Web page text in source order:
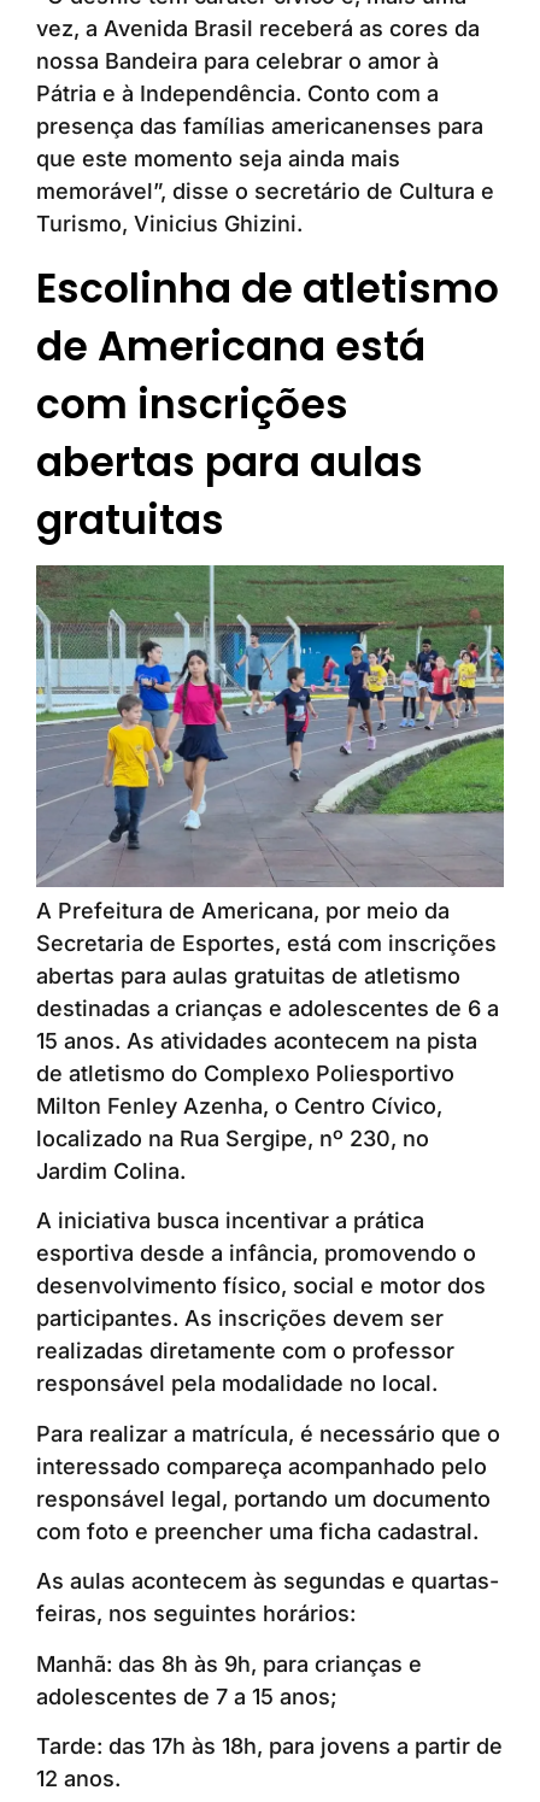
vez, a Avenida Brasil receberá as cores da
nossa Bandeira para celebrar o amor à
Pátria e à Independência. Conto com a
presença das famílias americanenses para
que este momento seja ainda mais
memorável”, disse o secretário de Cultura e
Turismo, Vinicius Ghizini.
Escolinha de atletismo
de Americana está
com inscrições
abertas para aulas
gratuitas
A Prefeitura de Americana, por meio da
Secretaria de Esportes, está com inscrições
abertas para aulas gratuitas de atletismo
destinadas a crianças e adolescentes de 6 a
15 anos. As atividades acontecem na pista
de atletismo do Complexo Poliesportivo
Milton Fenley Azenha, o Centro Cívico,
localizado na Rua Sergipe, nº 230, no
Jardim Colina.
A iniciativa busca incentivar a prática
esportiva desde a infância, promovendo o
desenvolvimento físico, social e motor dos
participantes. As inscrições devem ser
realizadas diretamente com o professor
responsável pela modalidade no local.
Para realizar a matrícula, é necessário que o
interessado compareça acompanhado pelo
responsável legal, portando um documento
com foto e preencher uma ficha cadastral.
As aulas acontecem às segundas e quartas-
feiras, nos seguintes horários:
Manhã: das 8h às 9h, para crianças e
adolescentes de 7 a 15 anos;
Tarde: das 17h às 18h, para jovens a partir de
12 anos.